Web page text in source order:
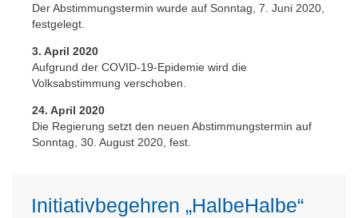
Der Abstimmungstermin wurde auf Sonntag, 7. Juni 2020,
festgelegt.
3. April 2020
Aufgrund der COVID-19-Epidemie wird die
Volksabstimmung verschoben.
24. April 2020
Die Regierung setzt den neuen Abstimmungstermin auf
Sonntag, 30. August 2020, fest.
Initiativbegehren „HalbeHalbe“